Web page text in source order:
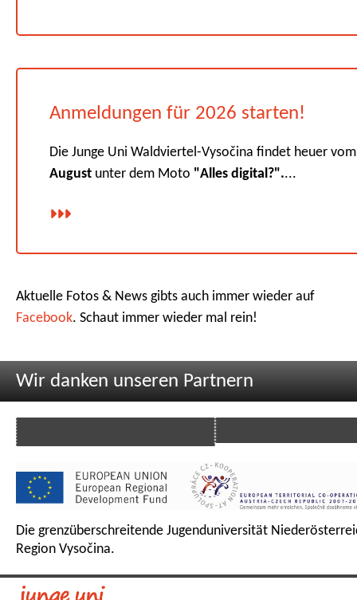
Anmeldungen für 2026 starten!
Die Junge Uni Waldviertel-Vysočina findet heuer
August unter dem Moto "Alles digital?"....
Aktuelle Fotos & News gibts auch immer wieder auf
Facebook. Schaut immer wieder mal rein!
Wir danken unseren Partnern
Die grenzüberschreitende Jugenduniversität
Region Vysočina.